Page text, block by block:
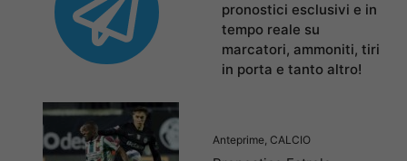
pronostici esclusivi e in
tempo reale su
marcatori, ammoniti, tiri
in porta e tanto altro!
Anteprime CALCIO